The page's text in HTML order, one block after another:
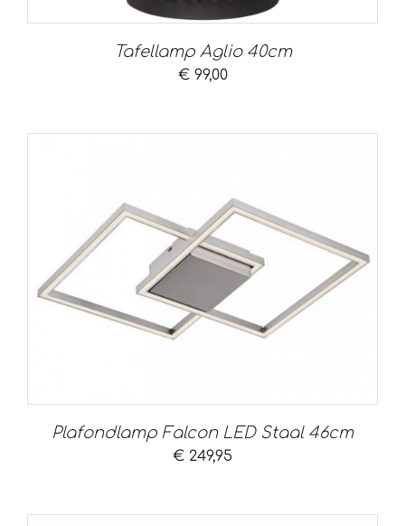
Tafellamp Aglio 40cm
€99,00
Plafondlamp Falcon LED Staal 46cm
€ 249,95